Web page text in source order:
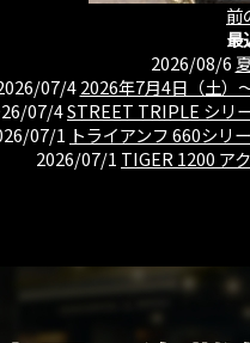
前
最
2026/08/6
07/4 2026年7月4日（土）
07/4STREET TRIPLE シリ
07/1 トライアンフ 660シリ
2026/07/1 TIGER 1200 ア